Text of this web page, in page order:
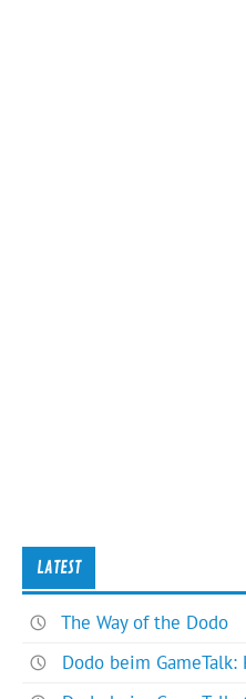
LATEST
The Way of the Dodo
Dodo beim